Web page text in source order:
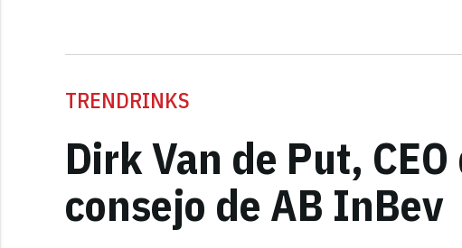
TRENDRINKS
Dirk Van de Put,
consejo de AB InBev